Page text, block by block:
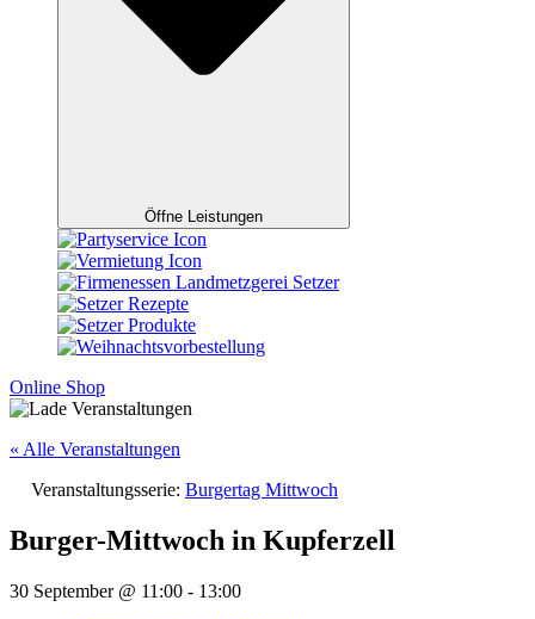
Öffne Leistungen
Online Shop
« Alle Veranstaltungen
Veranstaltungsserie: Burgertag Mittwoch
Burger-Mittwoch in Kupferzell
30 September @ 11:00 - 13:00